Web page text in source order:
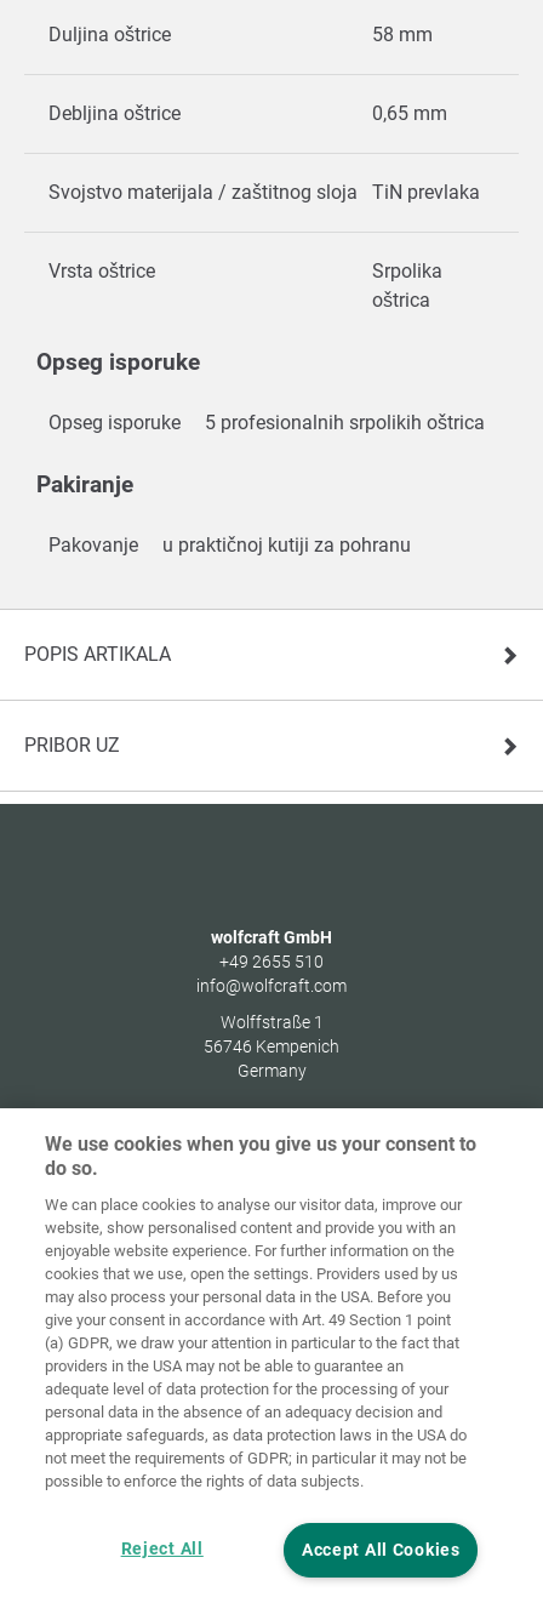
Duljina oštrice 58 mm
Debljina oštrice 0,65 mm
Svojstvo materijala / zaštitnog sloja TiN prevlaka
Vrsta oštrice
Srpolika
oštrica
Opseg isporuke
Opseg isporuke 5 profesionalnih srpolikih oštrica
Pakiranje
Pakovanje u praktičnoj kutiji za pohranu
POPIS ARTIKALA
PRIBOR UZ
wolfcraft GmbH
+49 2655 510
info@wolfcraft.com
Wolffstraße 1
56746 Kempenich
Germany
Početna Kontakt Impresum
Zaštita
podataka
Opći uvjeti
poslovanja
Smjernice za
kolačiće Prijava
Accessibility
Statement
Postavke za kolačiće
We use cookies when you give us your consent to
do so.
We can place cookies to analyse our visitor data, improve our
website, show personalised content and provide you with an
enjoyable website experience. For further information on the
cookies that we use, open the settings. Providers used by us
may also process your personal data in the USA. Before you
give your consent in accordance with Art. 49 Section 1 point
(a) GDPR, we draw your attention in particular to the fact that
providers in the USA may not be able to guarantee an
adequate level of data protection for the processing of your
personal data in the absence of an adequacy decision and
appropriate safeguards, as data protection laws in the USA do
not meet the requirements of GDPR; in particular it may not be
possible to enforce the rights of data subjects.
Accept All Cookies
Reject All